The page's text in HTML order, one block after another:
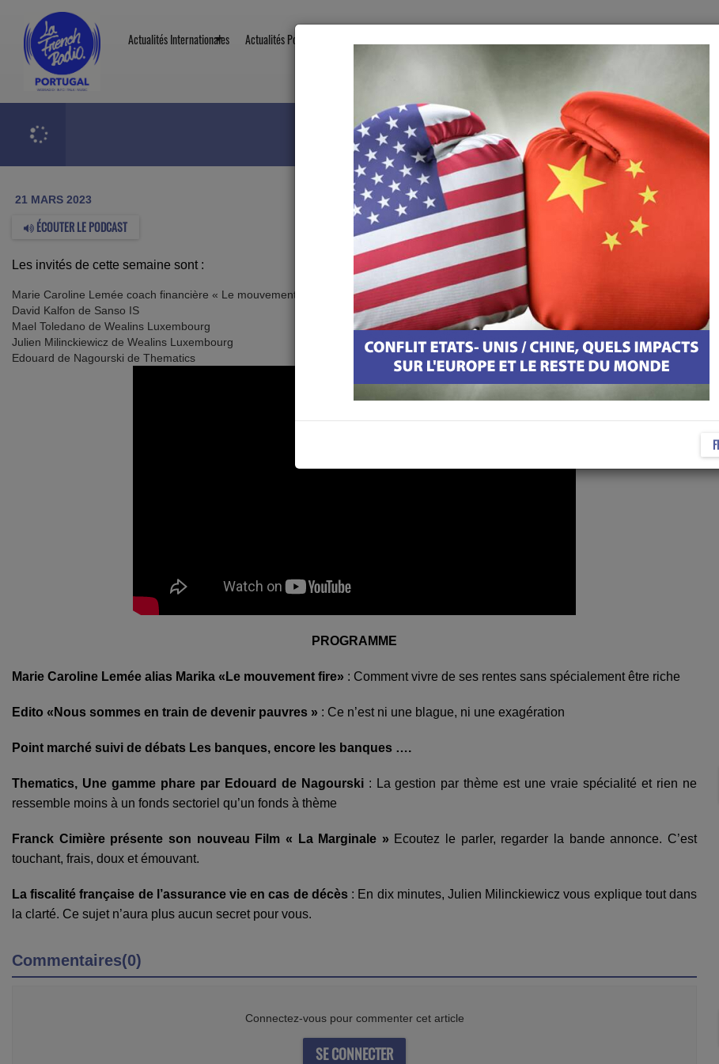
Actualités Internationales Actualités Portugal
Podcasts
21/03 – Parlons Patrimoine avec Bernard Weill
21 MARS 2023
ÉCOUTER LE PODCAST TÉLÉCHARGER LE PODCAST
Les invités de cette semaine sont :
Marie Caroline Lemée coach financière « Le mouvement Fire »
David Kalfon de Sanso IS
Mael Toledano de Wealins Luxembourg
Julien Milinckiewicz de Wealins Luxembourg
Edouard de Nagourski de Thematics
PROGRAMME
Marie Caroline Lemée alias Marika «Le mouvement fire» : Comment vivre de ses rentes sans spécialement être riche
Edito «Nous sommes en train de devenir pauvres » : Ce n’est ni une blague, ni une exagération
Point marché suivi de débats Les banques, encore les banques ….
Thematics, Une gamme phare par Edouard de Nagourski : La gestion par thème est une vraie spécialité et rien ne
ressemble moins à un fonds sectoriel qu’un fonds à thème
Franck Cimière présente son nouveau Film « La Marginale » Ecoutez le parler, regarder la bande annonce. C’est
touchant, frais, doux et émouvant.
La fiscalité française de l’assurance vie en cas de décès: En dix minutes, Julien Milinckiewicz vous explique tout dans
la clarté. Ce sujet n’aura plus aucun secret pour vous.
Commentaires(0)
Connectez-vous pour commenter cet article
SE CONNECTER